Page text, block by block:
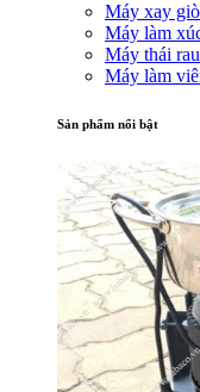
Máy xay
Máy làm
Máy thái
Máy làm
Sản phẩm nổi bật